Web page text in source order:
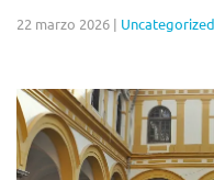
22 marzo 2026 | Uncategorized